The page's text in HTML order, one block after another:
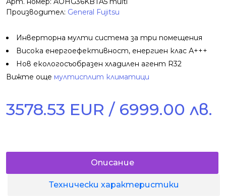
Производител: General Fujitsu
Инверторна мулти система за три помещения
Висока енергоефективност, енергиен клас А+++
Нов екологосъобразен хладилен агент R32
Вижте още мултисплит климатици
3578.53 EUR / 6999.00 лв.
Описание
Технически характеристики